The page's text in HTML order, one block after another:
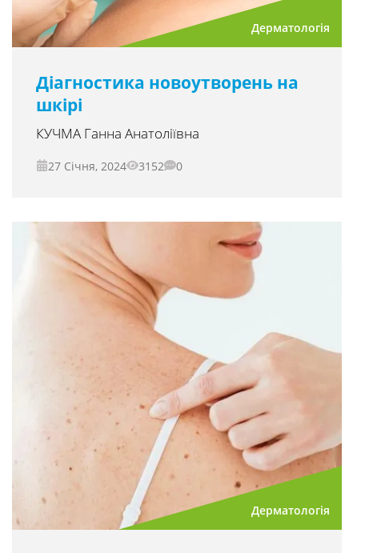
Дерматологія
Діагностика новоутворень на
шкірі
КУЧМА Ганна Анатоліївна
27 Січня, 2024 3152 0
Дерматологія